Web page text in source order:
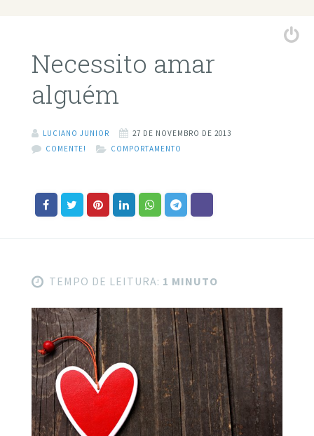
Necessito amar
alguém
LUCIANO JUNIOR
27 DE NOVEMBRO DE 2013
COMENTE!
COMPORTAMENTO
TEMPO DE LEITURA: 1 MINUTO